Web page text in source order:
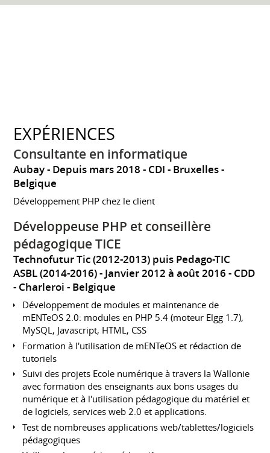
EXPÉRIENCES
Consultante en informatique
Aubay Depuis mars 2018 CDI
Bruxelles
Belgique
Développement PHP chez le client
Développeuse PHP et conseillère
pédagogique TICE
Technofutur Tic (2012-2013) puis Pedago-TIC
ASBL (2014-2016)
Janvier 2012 à août 2016 CDD
Charleroi
Belgique
Développement de modules et maintenance de
mENTeOS 2.0: modules en PHP 5.4 (moteur Elgg 1.7),
MySQL, Javascript, HTML, CSS
Formation à l'utilisation de mENTeOS et rédaction de
tutoriels
Suivi des projets Ecole numérique à travers la Wallonie
avec formation des enseignants aux bons usages du
numérique et à l'utilisation pédagogique du matériel et
de logiciels, services web 2.0 et applications.
Test de nombreuses applications web/tablettes/logiciels
pédagogiques